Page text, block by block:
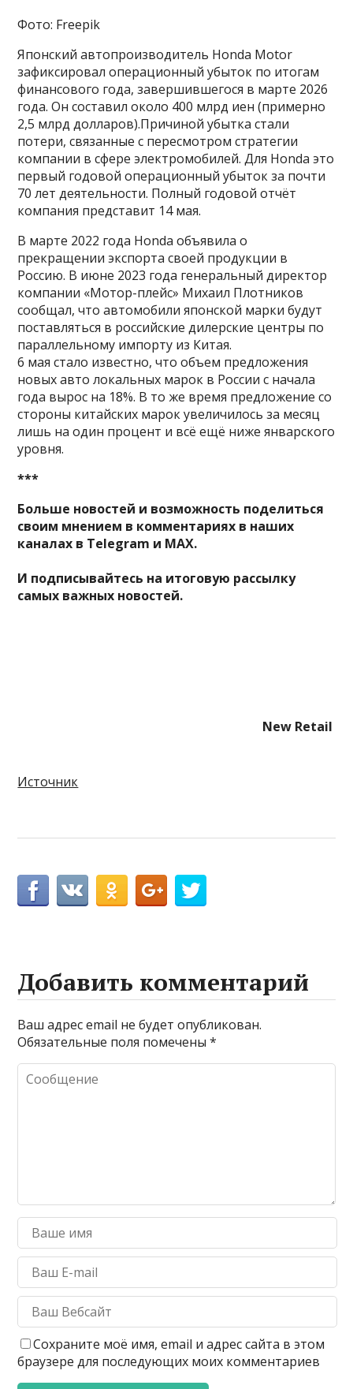
Фото: Freepik
Японский автопроизводитель Honda Motor
зафиксировал операционный убыток по итогам
финансового года, завершившегося в марте 2026
года. Он составил около 400 млрд иен (примерно
2,5 млрд долларов).Причиной убытка стали
потери, связанные с пересмотром стратегии
компании в сфере электромобилей. Для Honda это
первый годовой операционный убыток за почти
70 лет деятельности. Полный годовой отчёт
компания представит 14 мая.
В марте 2022 года Honda объявила о
прекращении экспорта своей продукции в
Россию. В июне 2023 года генеральный директор
компании «Мотор-плейс» Михаил Плотников
сообщал, что автомобили японской марки будут
поставляться в российские дилерские центры по
параллельному импорту из Китая.
6 мая стало известно, что объем предложения
новых авто локальных марок в России с начала
года вырос на 18%. В то же время предложение со
стороны китайских марок увеличилось за месяц
лишь на один процент и всё ещё ниже январского
уровня.
***
Больше новостей и возможность поделиться
своим мнением в комментариях в наших
каналах в Telegram и MAX.
И подписывайтесь на итоговую рассылку
самых важных новостей.
New Retail
Источник
Добавить комментарий
Ваш адрес email не будет опубликован.
Обязательные поля помечены*
Сохраните моё имя, email и адрес сайта в этом
браузере для последующих моих комментариев